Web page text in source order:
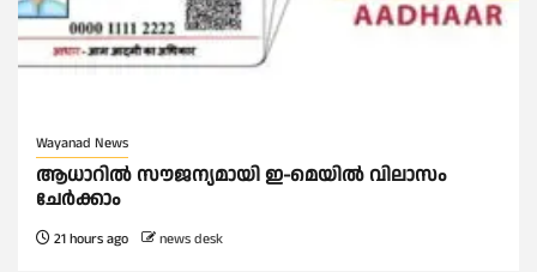
Wayanad News
ആധാറിൽ സൗജന്യമായി ഇ-മെയിൽ വിലാസം
ചേർക്കാം
21 hours ago news desk